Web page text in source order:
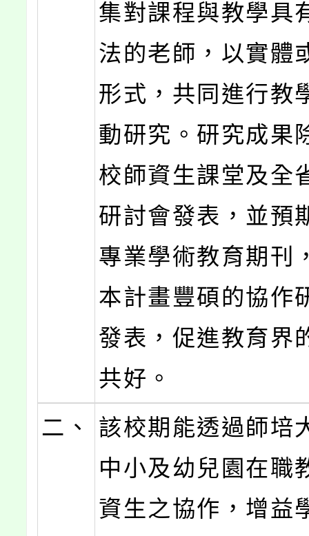
集對課程與教學具
法的老師，以實體
形式，共同進行教
動研究。研究成果
校師資生課堂及全
研討會發表，並預
專業學術教育期刊
本計畫豐碩的協作
發表，促進教育界
共好。
二、
該校期能透過師培
中小及幼兒園在職
資生之協作，增益